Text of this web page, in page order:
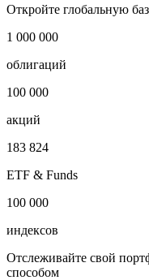
Откройте глобальную
1 000 000
облигаций
100 000
акций
183 824
ETF & Funds
100 000
индексов
Отслеживайте свой
способом